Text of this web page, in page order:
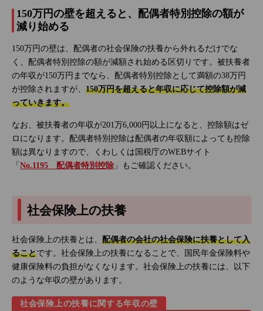
150万円の壁を超えると、配偶者特別控除の額が
減り始める
150万円の壁は、配偶者の社会保険の扶養から外れるだけでな
く、配偶者特別控除の額が減額され始める区切りです。被扶養者
の年収が150万円までなら、配偶者特別控除として満額の38万円
が控除されますが、 150万円を超えると年収に応じて控除額が減
っていきます。
なお、被扶養者の年収が201万6,000円以上になると、控除額はゼ
ロになります。配偶者特別控除は配偶者の年収額によっても控除
額は異なりますので、くわしくは国税庁のWEBサイト
「 No.1195 配偶者特別控除 」もご確認ください。
社会保険上の扶養
社会保険上の扶養とは、 配偶者の会社の社会保険に扶養として入
ることです。社会保険上の扶養になることで、国民年金保険料や
健康保険料の負担がなくなります。社会保険上の扶養には、以下
のような年収の壁があります。
社会保険上の扶養に関する年収の壁